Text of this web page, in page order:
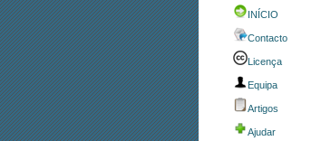
INÍCIO
Contacto
Licença
Equipa
Artigos
Ajudar